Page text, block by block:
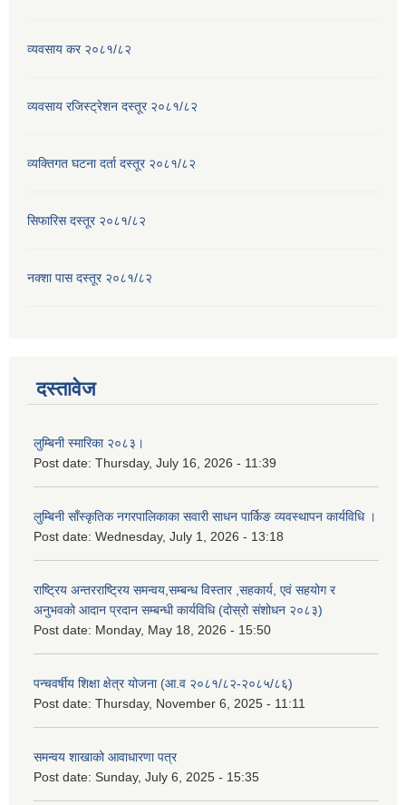
व्यवसाय कर २०८१/८२
व्यवसाय रजिस्ट्रेशन दस्तूर २०८१/८२
व्यक्तिगत घटना दर्ता दस्तूर २०८१/८२
सिफारिस दस्तूर २०८१/८२
नक्शा पास दस्तूर २०८१/८२
दस्तावेज
लुम्बिनी स्मारिका २०८३।
Post date: Thursday, July 16, 2026 - 11:39
लुम्बिनी साँस्कृतिक नगरपालिकाका सवारी साधन पार्किङ व्यवस्थापन कार्यविधि ।
Post date: Wednesday, July 1, 2026 - 13:18
राष्ट्रिय अन्तरराष्ट्रिय समन्वय,सम्बन्ध विस्तार ,सहकार्य, एवं सहयोग र
अनुभवको आदान प्रदान सम्बन्धी कार्यविधि (दोस्रो संशोधन २०८३)
Post date: Monday, May 18, 2026 - 15:50
पन्चवर्षीय शिक्षा क्षेत्र योजना (आ.व २०८१/८२-२०८५/८६)
Post date: Thursday, November 6, 2025 - 11:11
समन्वय शाखाको आवाधारणा पत्र
Post date: Sunday, July 6, 2025 - 15:35